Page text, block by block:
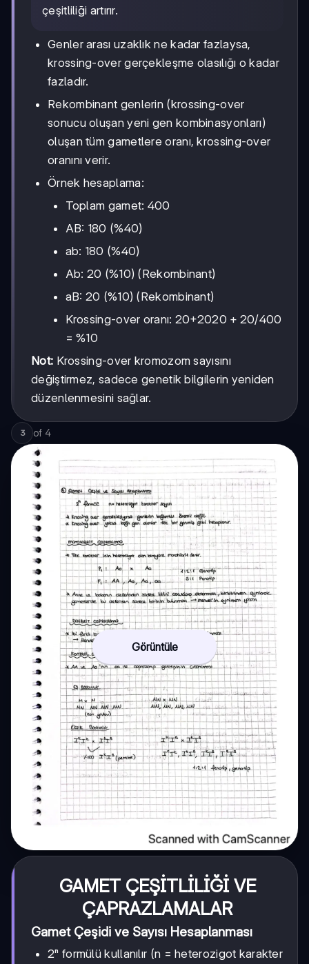
çeşitliliği artırır.
Genler arası uzaklık ne kadar fazlaysa,
krossing-over gerçekleşme olasılığı o kadar
fazladır.
Rekombinant genlerin (krossing-over
sonucu oluşan yeni gen kombinasyonları)
oluşan tüm gametlere oranı, krossing-over
oranını verir.
Örnek hesaplama:
Toplam gamet: 400
AB: 180 (%40)
ab: 180 (%40)
Ab: 20 (%10) (Rekombinant)
aB: 20 (%10) (Rekombinant)
Krossing-over oranı: 20+2020 + 20/400
= %10
Not: Krossing-over kromozom sayısını
değiştirmez, sadece genetik bilgilerin yeniden
düzenlenmesini sağlar.
3 of 4
Görüntüle
GAMET ÇEŞİTLİLİĞİ VE
ÇAPRAZLAMALAR
Gamet Çeşidi ve Sayısı Hesaplanması
2ⁿ formülü kullanılır (n = heterozigot karakter